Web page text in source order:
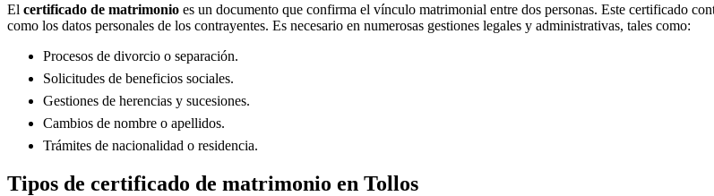
El certificado de matrimonio es un documento que confirma el vínculo matrimonial entre dos personas. Este certificado
como los datos personales de los contrayentes. Es necesario en numerosas gestiones legales y administrativas, tales como:
Procesos de divorcio o separación.
Solicitudes de beneficios sociales.
Gestiones de herencias y sucesiones.
Cambios de nombre o apellidos.
Trámites de nacionalidad o residencia.
Tipos de certificado de matrimonio en Tollos